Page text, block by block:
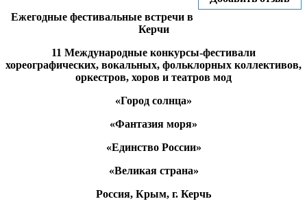
Ежегодные фестивальные встречи в
Керчи
11 Международные конкурсы-фестивали
хореографических, вокальных, фольклорных коллективов,
оркестров, хоров и театров мод
«Город солнца»
«Фантазия моря»
«Единство России»
«Великая страна»
Россия, Крым, г. Керчь